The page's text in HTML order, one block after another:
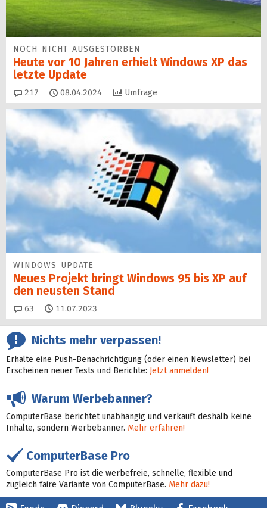
NOCH NICHT AUSGESTORBEN
Heute vor 10 Jahren erhielt Windows XP das
letzte Update
217 Kommentare
08.04.2024 Umfrage
WINDOWS UPDATE
Neues Projekt bringt Windows 95 bis XP auf
den neusten Stand
63 Kommentare
11.07.2023
Nichts mehr verpassen!
Erhalte eine Push-Benachrichtigung (oder einen Newsletter) bei
Erscheinen neuer Tests und Berichte: Jetzt anmelden!
Warum Werbebanner?
ComputerBase berichtet unabhängig und verkauft deshalb keine
Inhalte, sondern Werbebanner. Mehr erfahren!
ComputerBase Pro
ComputerBase Pro ist die werbefreie, schnelle, flexible und
zugleich faire Variante von ComputerBase. Mehr dazu!